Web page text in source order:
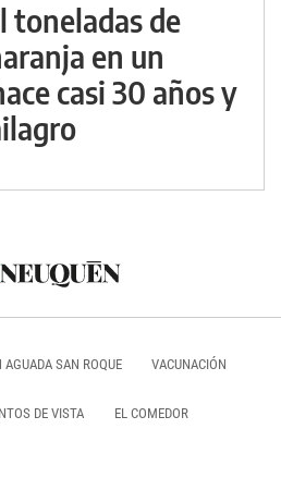
toneladas de
en un
casi 30 años y
AGUADA SAN ROQUE VACUNACIÓN
DE VISTA EL COMEDOR